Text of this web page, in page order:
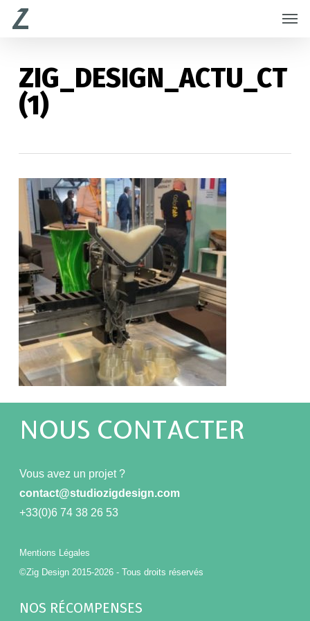
Skip
contentZIG_DESIGN_ACTU_CT
(1)
NOUS CONTACTER
Vous avez un projet ?
contact@studiozigdesign.com
+33(0)6 74 38 26 53
Mentions Légales
©Zig Design 2015-2026 - Tous droits réservés
NOS RÉCOMPENSES